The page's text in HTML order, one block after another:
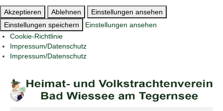
Akzeptieren Ablehnen
Einstellungen ansehen
Einstellungen speichern
Einstellungen ansehen
Cookie-Richtlinie
Impressum/Datenschutz
Impressum/Datenschutz